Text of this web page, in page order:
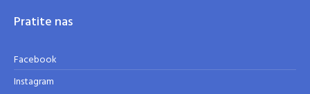
Pratite nas
Facebook
Instagram